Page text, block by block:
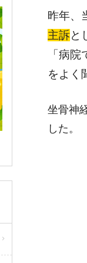
昨年、
主訴と
「病
をよく
坐骨神
した。